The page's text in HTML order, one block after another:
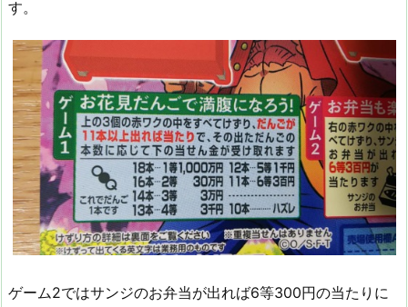
す。
ゲーム2ではサンジのお弁当が出れば6等300円の当たりに